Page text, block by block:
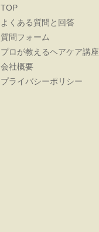
TOP
よくある質問と回答
質問フォーム
プロが教えるヘアケア講座
会社概要
プライバシーポリシー